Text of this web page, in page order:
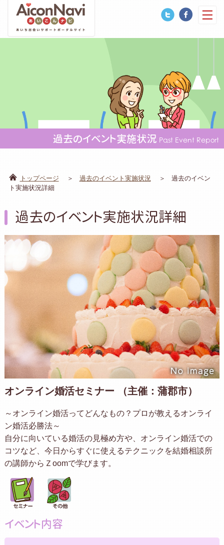
過去のイベント実施状況 Past Event Report
トップページ 過去のイベント実施状況
過去のイベン
ト実施状況詳細
過去のイベント実施状況詳細
オンライン婚活セミナー （主催：蒲郡市）
～オンライン婚活ってどんなもの？プロが教えるオンライ
ン婚活必勝法～
自分に向いている婚活の見極め方や、オンライン婚活での
コツなど、今日からすぐに使えるテクニックを結婚相談所
の講師からＺoomで学びます。
イベント内容